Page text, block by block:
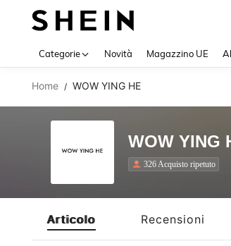
Categorie Novità Magazzino UE
Home / WOW YING HE
WOW YING
326 Acquisto ripetuto
Articolo Recensioni